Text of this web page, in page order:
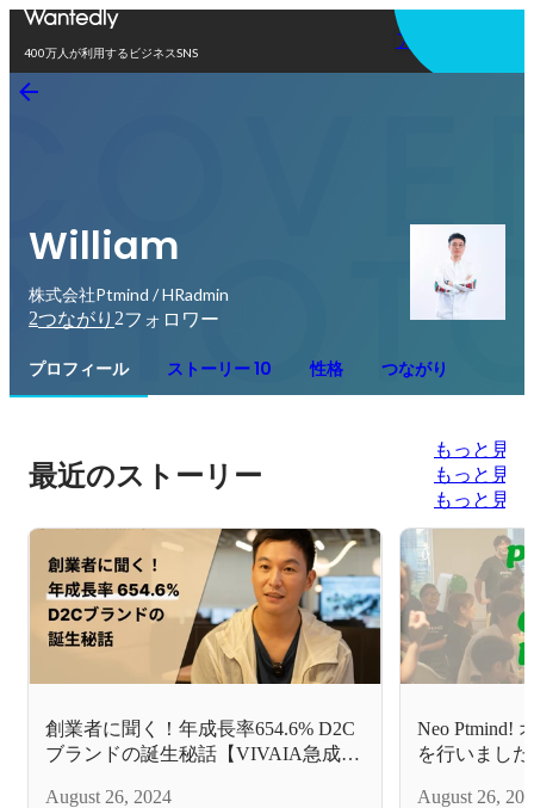
400万人が利用するビジネスSNS
アプリを使う
William
株式会社Ptmind / HRadmin
2つながり 2フォロワー
プロフィール ストーリー 10 性格 つながり
最近のストーリー
もっと見る
もっと見る
もっと見る
創業者に聞く！年成長率654.6% D2C
ブランドの誕生秘話【VIVAIA急成長
August 26, 2024
Neo Ptmind!
を行いました
August 26,